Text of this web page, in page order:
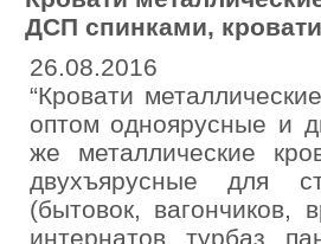
ДСП спинками,
26.08.2016
“Кровати
оптом одноярусные и
же металлические
двухъярусные для
(бытовок,
интернатов, турбаз,